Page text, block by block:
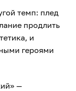
темп: плед
продлить
и
героями
—